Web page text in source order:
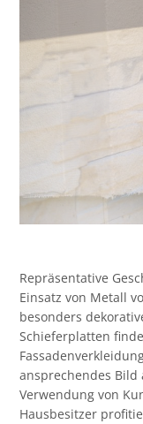
Repräsentative
Einsatz von Metall
besonders
Schieferplatten
ansprechendes Bild
Verwendung von
Hausbesitzer